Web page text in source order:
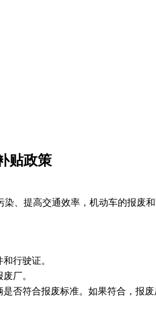
贴政策
、提高交通效率，机动车的报废
行驶证。
厂。
否符合报废标准。如果符合，报